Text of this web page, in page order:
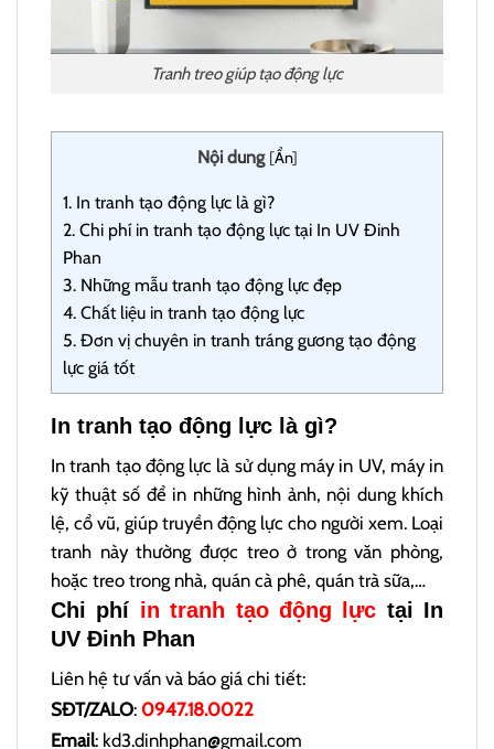
Tranh treo giúp tạo động lực
Nội dung [Ẩn]
1. In tranh tạo động lực là gì?
2. Chi phí in tranh tạo động lực tại In UV Đinh
Phan
3. Những mẫu tranh tạo động lực đẹp
4. Chất liệu in tranh tạo động lực
5. Đơn vị chuyên in tranh tráng gương tạo động
lực giá tốt
In tranh tạo động lực là gì?
In tranh tạo động lực là sử dụng máy in UV, máy in
kỹ thuật số để in những hình ảnh, nội dung khích
lệ, cổ vũ, giúp truyền động lực cho người xem. Loại
tranh này thường được treo ở trong văn phòng,
hoặc treo trong nhà, quán cà phê, quán trà sữa,…
Chi phí in tranh tạo động lực tại In
UV Đinh Phan
Liên hệ tư vấn và báo giá chi tiết:
SĐT/ZALO: 0947.18.0022
Email: kd3.dinhphan@gmail.com